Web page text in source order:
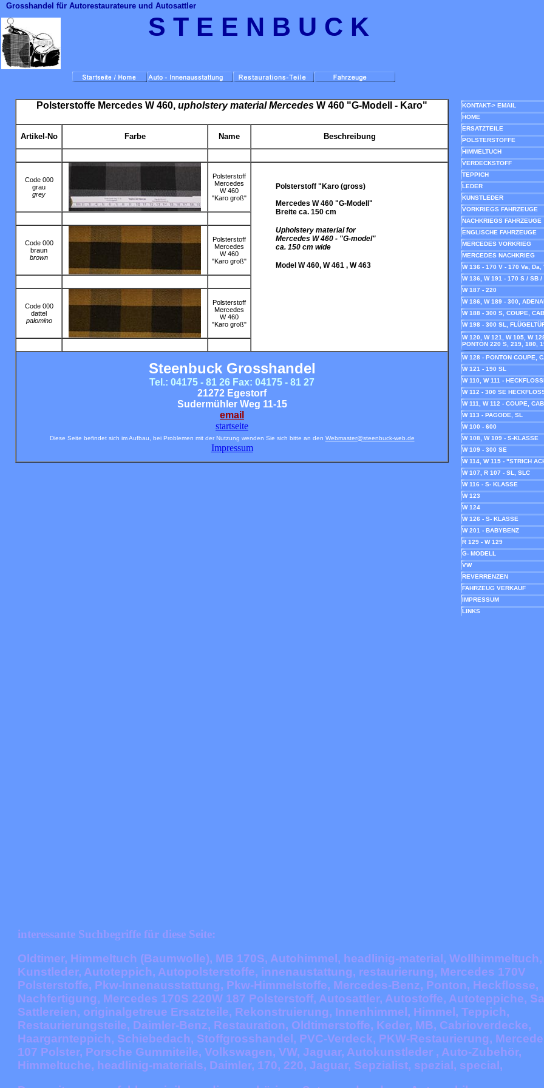
Grosshandel für Autorestaurateure und Autosattler
S T E E N B U C K
Polsterstoffe Mercedes W 460, upholstery material Mercedes W 460 "G-Modell - Karo"
Artikel-No Farbe Name Beschreibung
Code 000
grau
grey
Polsterstoff
Mercedes
W 460
"Karo groß"
Polsterstoff "Karo (gross)
Mercedes W 460 "G-Modell"
Breite ca. 150 cm
Upholstery material for
Mercedes W 460 - "G-model"
ca. 150 cm wide
Model W 460, W 461 , W 463
Code 000
braun
brown
Polsterstoff
Mercedes
W 460
"Karo groß"
Code 000
dattel
palomino
Polsterstoff
Mercedes
W 460
"Karo groß"
Steenbuck Grosshandel
Tel.: 04175 - 81 26 Fax: 04175 - 81 27
21272 Egestorf
Sudermühler Weg 11-15
email
startseite
Diese Seite befindet sich im Aufbau, bei Problemen mit der Nutzung wenden Sie sich bitte an den Webmaster@steenbuck-web.de
Impressum
interessante Suchbegriffe für diese Seite:
Oldtimer, Himmeltuch (Baumwolle), MB 170S, Autohimmel, headlinig-material, Wollhimmeltuch,
Kunstleder, Autoteppich, Autopolsterstoffe, innenaustattung, restaurierung, Mercedes 170V
Polsterstoffe, Pkw-Innenausstattung, Pkw-Himmelstoffe, Mercedes-Benz, Ponton, Heckflosse,
Nachfertigung, Mercedes 170S 220W 187 Polsterstoff, Autosattler, Autostoffe, Autoteppiche,
Sattlereien, originalgetreue Ersatzteile, Rekonstruierung, Innenhimmel, Himmel, Teppich,
Restaurierungsteile, Daimler-Benz, Restauration, Oldtimerstoffe, Keder, MB, Cabrioverdecke,
Haargarnteppich, Schiebedach, Stoffgrosshandel, PVC-Verdeck, PKW-Restaurierung,
107 Polster, Porsche Gummiteile, Volkswagen, VW, Jaguar, Autokunstleder , Auto-Zubehör,
Himmeltuche, headlinig-material s, Daimler, 170, 220, Jaguar, Sepzialist, spezial, special,
KONTAKT-> EMAIL
HOME
ERSATZTEILE
POLSTERSTOFFE
HIMMELTUCH
VERDECKSTOFF
TEPPICH
LEDER
KUNSTLEDER
VORKRIEGS FAHRZEUGE
NACHKRIEGS FAHRZEUGE
ENGLISCHE FAHRZEUGE
MERCEDES VORKRIEG
MERCEDES NACHKRIEG
W 136 - 170 V - 170 Va, Da,
W 136, W 191 - 170 S / SB /
W 187 - 220
W 186, W 189 - 300,
W 188 - 300 S, COUPE,
W 198 - 300 SL,
W 120, W 121, W 105, W
PONTON 220 S, 219, 180,
W 128 - PONTON COUPE,
W 121 - 190 SL
W 110, W 111 -
W 112 - 300 SE
W 111, W 112 - COUPE,
W 113 - PAGODE, SL
W 100 - 600
W 108, W 109 - S-KLASSE
W 109 - 300 SE
W 114, W 115 - "STRICH
W 107, R 107 - SL, SLC
W 116 - S- KLASSE
W 123
W 124
W 126 - S- KLASSE
W 201 - BABYBENZ
R 129 - W 129
G- MODELL
VW
REVERRENZEN
FAHRZEUG VERKAUF
IMPRESSUM
LINKS